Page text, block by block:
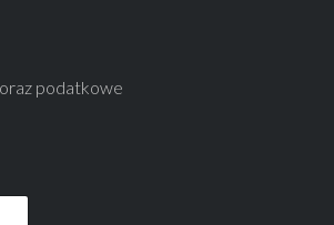
podatkowe